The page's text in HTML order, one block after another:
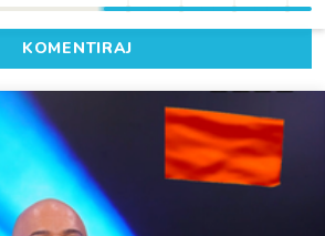
KOMENTIRAJ